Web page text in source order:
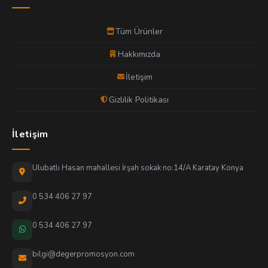
Tüm Ürünler
Hakkımızda
İletişim
Gizlilik Politikası
İletişim
Ulubatlı Hasan mahallesi İrşah sokak no:14/A Karatay Konya
0 534 406 27 97
0 534 406 27 97
bilgi@degerpromosyon.com